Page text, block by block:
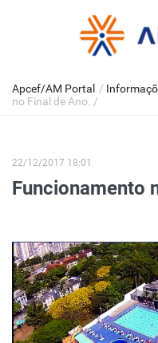
Apcef/AM Portal /
no Final de Ano. /
22/12/2017 18:01
Funcionamento